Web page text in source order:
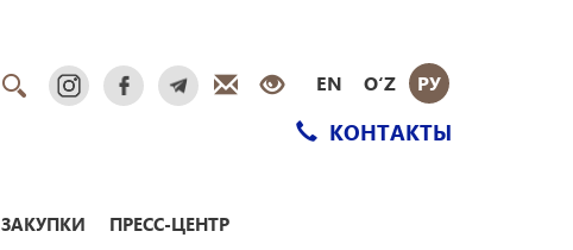
EN O‘Z РУ
КОНТАКТЫ
ЗАКУПКИ ПРЕСС-ЦЕНТР